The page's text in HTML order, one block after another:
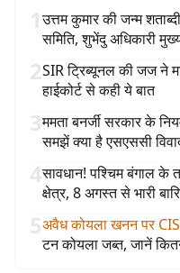
1उत्तम कुमार की जन्म
समिति, शुभेंदु अधिकारी
2SIR ट्रिब्यूनल की जज ने
हाईकोर्ट से कही ये बात
3ममता बनर्जी सरकार के
समझें क्या है एसएससी
4सावधान! पश्चिम बंगाल के
क्षेत्र, 8 अगस्त से भारी
5अवैध कोयला खनन पर
टन कोयला जब्त, जानें